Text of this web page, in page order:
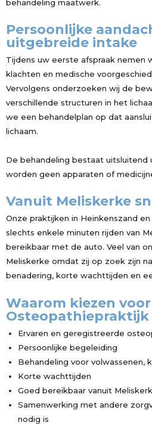
behandeling maatwerk.
Persoonlijke
uitgebreide intake
Tijdens uw eerste afspraak nemen
klachten en medische
Vervolgens onderzoeken wij de
verschillende structuren in het
we een behandelplan op dat
lichaam.
De behandeling bestaat uitsluitend
worden geen apparaten of
Vanuit Meliskerke
Onze praktijken in Heinkenszand
slechts enkele minuten rijden van
bereikbaar met de auto. Veel van
Meliskerke omdat zij op zoek zijn
benadering, korte wachttijden en
Waarom kiezen voor
Osteopathiepraktijk
Ervaren en geregistreerde
Persoonlijke begeleiding
Behandeling voor volwassenen,
Korte wachttijden
Goed bereikbaar vanuit
Samenwerking met andere
nodig is